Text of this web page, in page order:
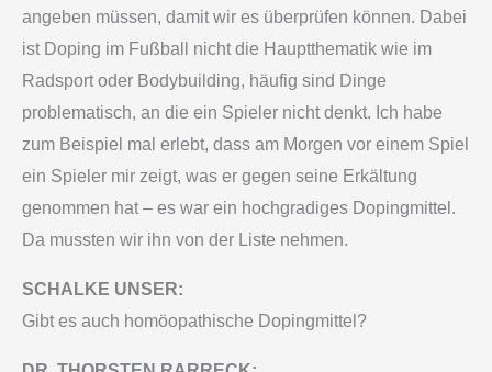
angeben müssen, damit wir es überprüfen können. Dabei
ist Doping im Fußball nicht die Hauptthematik wie im
Radsport oder Bodybuilding, häufig sind Dinge
problematisch, an die ein Spieler nicht denkt. Ich habe
zum Beispiel mal erlebt, dass am Morgen vor einem Spiel
ein Spieler mir zeigt, was er gegen seine Erkältung
genommen hat – es war ein hochgradiges Dopingmittel.
Da mussten wir ihn von der Liste nehmen.
SCHALKE UNSER:
Gibt es auch homöopathische Dopingmittel?